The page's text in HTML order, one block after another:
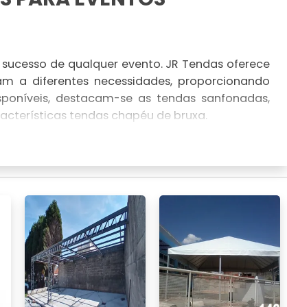
de qualquer evento. JR Tendas oferece
a diferentes necessidades, proporcionando
destacam-se as tendas sanfonadas,
tendas chapéu de bruxa.
e econômica para eventos de todos os
são inovadoras e seguras, oferecendo
em qualquer condição climática. Além
em qualidade e segurança.
TENDAS